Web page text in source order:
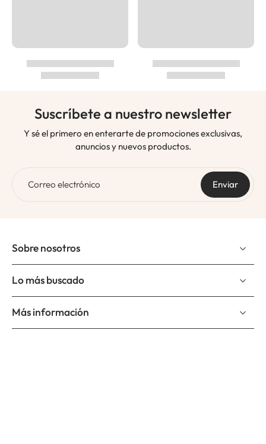
Suscríbete a nuestro newsletter
Y sé el primero en enterarte de promociones exclusivas,
anuncios y nuevos productos.
Correo electrónico Enviar
Sobre nosotros
Lo más buscado
Más información